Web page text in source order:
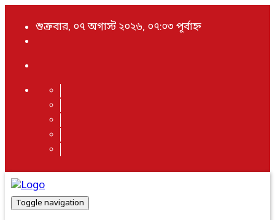
শুক্রবার, ০৭ অগাস্ট ২০২৬, ০৭:০৩ পূর্বাহ্ন
Toggle navigation